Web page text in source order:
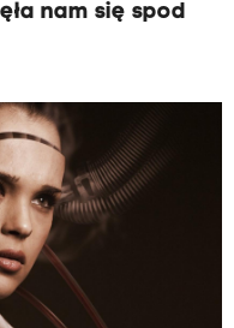
nam się spod